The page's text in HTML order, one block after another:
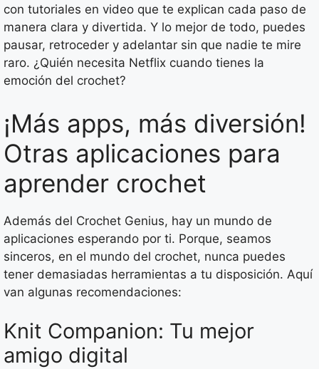
con tutoriales en video que te explican cada paso de
manera clara y divertida. Y lo mejor de todo, puedes
pausar, retroceder y adelantar sin que nadie te mire
raro. ¿Quién necesita Netflix cuando tienes la
emoción del crochet?
¡Más apps, más diversión!
Otras aplicaciones para
aprender crochet
Además del Crochet Genius, hay un mundo de
aplicaciones esperando por ti. Porque, seamos
sinceros, en el mundo del crochet, nunca puedes
tener demasiadas herramientas a tu disposición. Aquí
van algunas recomendaciones:
Knit Companion: Tu mejor
amigo digital